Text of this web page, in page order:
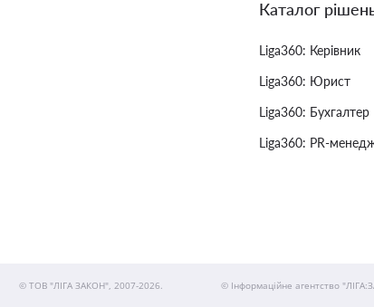
Каталог
Liga360: Керівник
Liga360: Юрист
Liga360: Бухгалтер
Liga360: PR-
© ТОВ "ЛІГА ЗАКОН", 2007-2026. © Інформаційне агентство